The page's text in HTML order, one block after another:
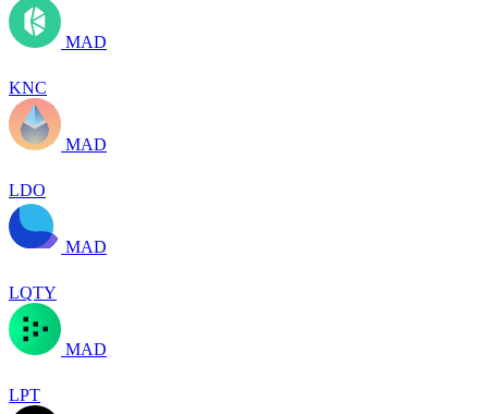
MAD
KNC
MAD
LDO
MAD
LQTY
MAD
LPT